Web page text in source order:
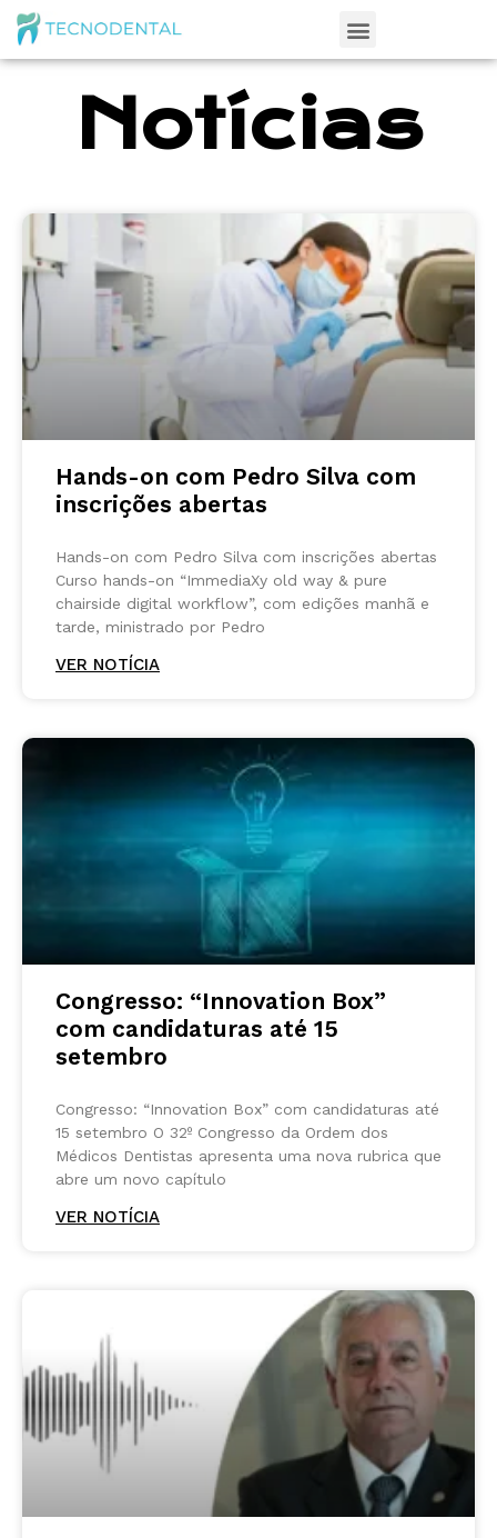
Notícias
Hands-on com Pedro Silva com
inscrições abertas
Hands-on com Pedro Silva com inscrições abertas
Curso hands-on “ImmediaXy old way & pure
chairside digital workflow”, com edições manhã e
tarde, ministrado por Pedro
VER NOTÍCIA
Congresso: “Innovation Box”
com candidaturas até 15
setembro
Congresso: “Innovation Box” com candidaturas até
15 setembro O 32º Congresso da Ordem dos
Médicos Dentistas apresenta uma nova rubrica que
abre um novo capítulo
VER NOTÍCIA